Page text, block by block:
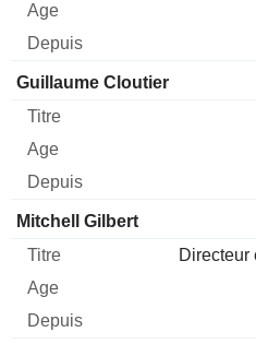
Guillaume Cloutier
Mitchell Gilbert
Directeur